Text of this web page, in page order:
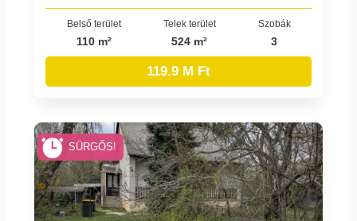
Belső terület
110 m²
Telek terület
524 m²
Szobák
3
119.9 M Ft
SÜRGŐS!